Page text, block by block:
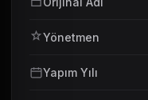
Yönetmen
Yapım Yılı